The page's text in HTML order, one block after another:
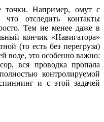
точки. Например, омут с
что отследить контакты
Тем не менее даже в
кончик «Навигатора»
(то есть без перегруза)
воде, это особенно важно:
вся проводка пропала
контролируемой
и с этой задачей